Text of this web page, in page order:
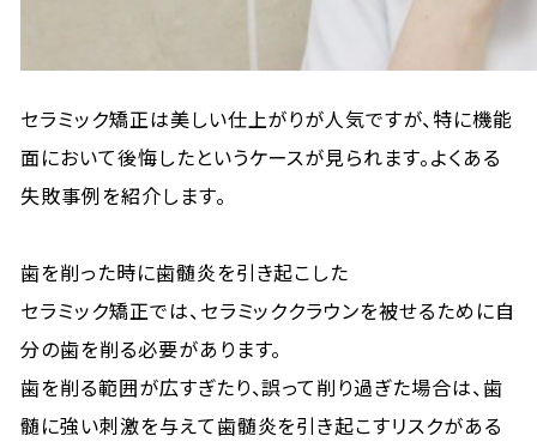
セラミック矯正は美しい仕上がりが人気ですが、特に機能
面において後悔したというケースが見られます。よくある
失敗事例を紹介します。
歯を削った時に歯髄炎を引き起こした
セラミック矯正では、セラミッククラウンを被せるために自
分の歯を削る必要があります。
歯を削る範囲が広すぎたり、誤って削り過ぎた場合は、歯
髄に強い刺激を与えて歯髄炎を引き起こすリスクがある